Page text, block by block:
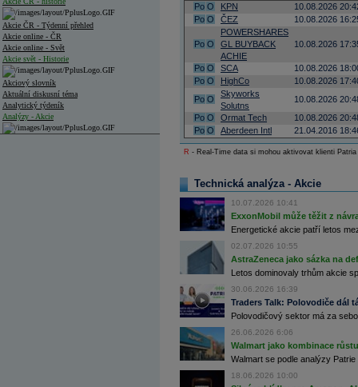
Akcie ČR - Týdenní přehled
Akcie online - ČR
Akcie online - Svět
Akcie svět - Historie
Akciový slovník
Aktuální diskusní téma
Analytický týdeník
Analýzy - Akcie
Po O KPN
10.08.2026
Po O ČEZ 10.08.2026
Po O
POWERSHARES
GL BUYBACK
ACHIE
10.08.2026
Po O SCA
10.08.2026
Po O HighCo
10.08.2026
Po O
Skyworks
Solutns
10.08.2026
Po O Ormat Tech
10.08.2026
Po O Aberdeen Intl 21.04.2016
R - Real-Time data si mohou aktivovat klienti
Technická analýza - Akcie
10.07.2026 10:41
ExxonMobil může těžit z
Energetické akcie patří letos
02.07.2026 10:55
AstraZeneca jako sázka na
Letos dominovaly trhům akcie
30.06.2026 16:39
Traders Talk: Polovodiče dál
Polovodičový sektor má za
26.06.2026 6:06
Walmart jako kombinace
Walmart se podle analýzy
18.06.2026 10:00